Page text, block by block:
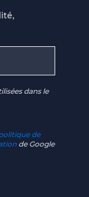
dans le
de
de Google